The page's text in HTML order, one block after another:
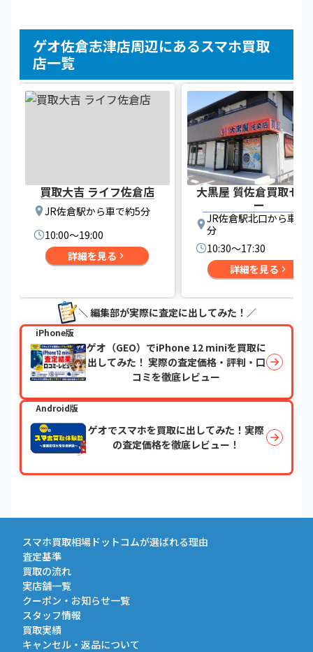
ゲオ佐倉志津店周辺にあるスマホ買取
店一覧
買取大吉 ライフ佐倉店
JR佐倉駅から車で約5分
10:00〜19:00
詳細を見る
大黒屋 質佐倉買取セ
ー
JR佐倉駅北口から車で
分
10:30〜17:30
詳細を見る
＼ 編集部が実際に査定に出してみた！／
iPhone版
ゲオ（GEO）でiPhone 12 miniを買取に
出してみた！ 実際の査定価格・評判・口
コミを徹底レビュー
Android版
ゲオでスマホを買取に出してみた！実際
の査定価格を徹底レビュー！
スマホ買取相場ドットコムが選ばれる理由
査定基準
買取の流れ
実店舗一覧
クーポン・お知らせ一覧
スタッフ情報
買取実績
キャンセル・返品について